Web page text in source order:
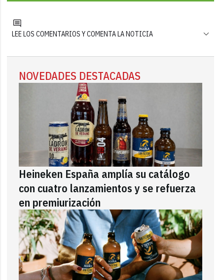
LEE LOS COMENTARIOS Y COMENTA LA NOTICIA
NOVEDADES DESTACADAS
Heineken España amplía su catálogo
con cuatro lanzamientos y se refuerza
en premiurización